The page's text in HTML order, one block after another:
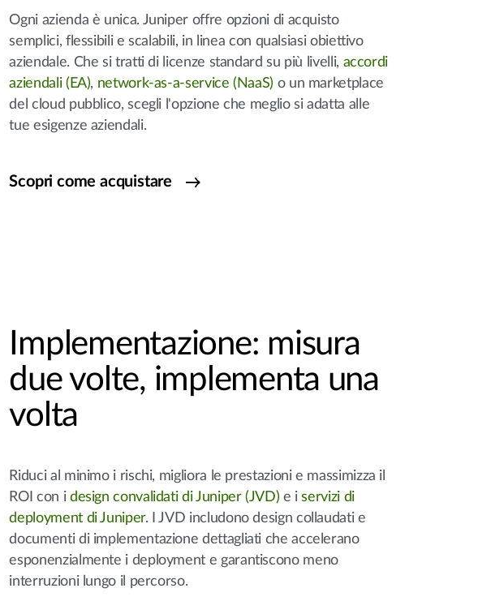
Ogni azienda è unica. Juniper offre opzioni di acquisto
semplici, flessibili e scalabili, in linea con qualsiasi obiettivo
aziendale. Che si tratti di licenze standard su più livelli, accordi
aziendali (EA), network-as-a-service (NaaS) o un marketplace
del cloud pubblico, scegli l'opzione che meglio si adatta alle
tue esigenze aziendali.
Scopri come acquistare
Implementazione: misura
due volte, implementa una
volta
Riduci al minimo i rischi, migliora le prestazioni e massimizza il
ROI con i design convalidati di Juniper (JVD) e iservizi di
deployment di Juniper. I JVD includono design collaudati e
documenti di implementazione dettagliati che accelerano
esponenzialmente i deployment e garantiscono meno
interruzioni lungo il percorso.